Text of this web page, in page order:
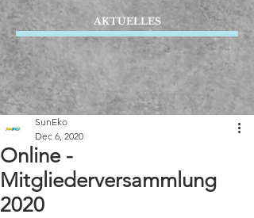
AKTUELLES
Online -
Mitgliederversammlung
2020
SunEko
Dec 6, 2020